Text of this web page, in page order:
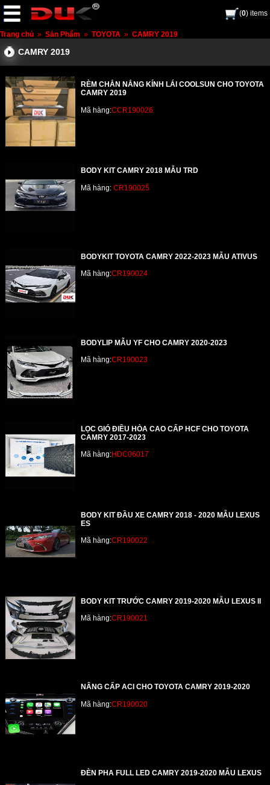
(0) items
Trang chủ » Sản Phẩm » TOYOTA » CAMRY 2019
CAMRY 2019
RÈM CHẮN NẮNG KÍNH LÁI COOLSUN CHO TOYOTA
CAMRY 2019
Mã hàng:CCR190026
BODY KIT CAMRY 2018 MẪU TRD
Mã hàng: CR190025
BODYKIT TOYOTA CAMRY 2022-2023 MẪU ATIVUS
Mã hàng:CR190024
BODYLIP MẪU YF CHO CAMRY 2020-2023
Mã hàng:CR190023
LỌC GIÓ ĐIỀU HÒA CAO CẤP HCF CHO TOYOTA
CAMRY 2017-2023
Mã hàng:HDC06017
BODY KIT ĐẦU XE CAMRY 2018 - 2020 MẪU LEXUS
ES
Mã hàng:CR190022
BODY KIT TRƯỚC CAMRY 2019-2020 MẪU LEXUS II
Mã hàng:CR190021
NÂNG CẤP ACI CHO TOYOTA CAMRY 2019-2020
Mã hàng:CR190020
ĐÈN PHA FULL LED CAMRY 2019-2020 MẪU LEXUS